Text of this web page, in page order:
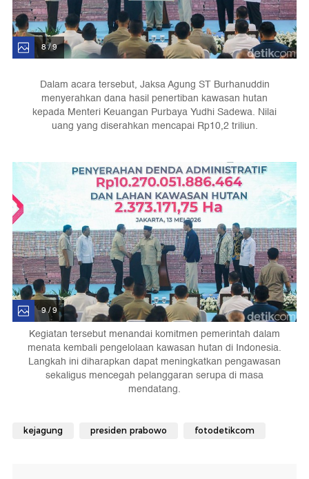
8 / 9
Dalam acara tersebut, Jaksa Agung ST Burhanuddin
menyerahkan dana hasil penertiban kawasan hutan
kepada Menteri Keuangan Purbaya Yudhi Sadewa. Nilai
uang yang diserahkan mencapai Rp10,2 triliun.
9 / 9
Kegiatan tersebut menandai komitmen pemerintah dalam
menata kembali pengelolaan kawasan hutan di Indonesia.
Langkah ini diharapkan dapat meningkatkan pengawasan
sekaligus mencegah pelanggaran serupa di masa
mendatang.
kejagung presiden prabowo fotodetikcom